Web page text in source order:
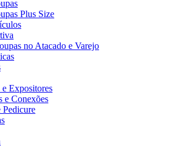
Plus Size
no Atacado e Varejo
Expositores
e Conexões
Pedicure